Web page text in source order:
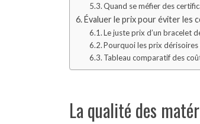
Quand se méfier des
Évaluer le prix pour éviter les
Le juste prix d’un bracelet
Pourquoi les prix dérisoires
Tableau comparatif des
La qualité des